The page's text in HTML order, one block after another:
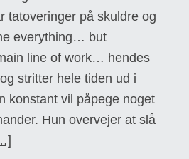
tatoveringer på skuldre og
everything… but
line of work… hendes
stritter hele tiden ud i
konstant vil påpege noget
Hun overvejer at slå